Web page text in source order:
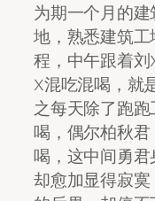
为期一个月的
地，熟悉建筑
程，中午跟着
X混吃混喝，就
之每天除了跑
喝，偶尔柏秋
喝，这中间勇
却愈加显得寂